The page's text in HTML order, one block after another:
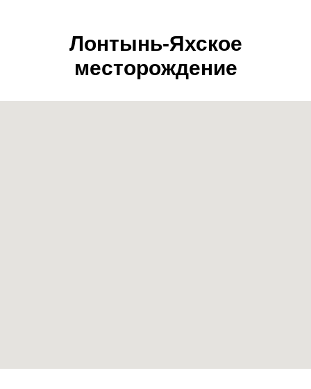
Лонтынь-Яхское
месторождение